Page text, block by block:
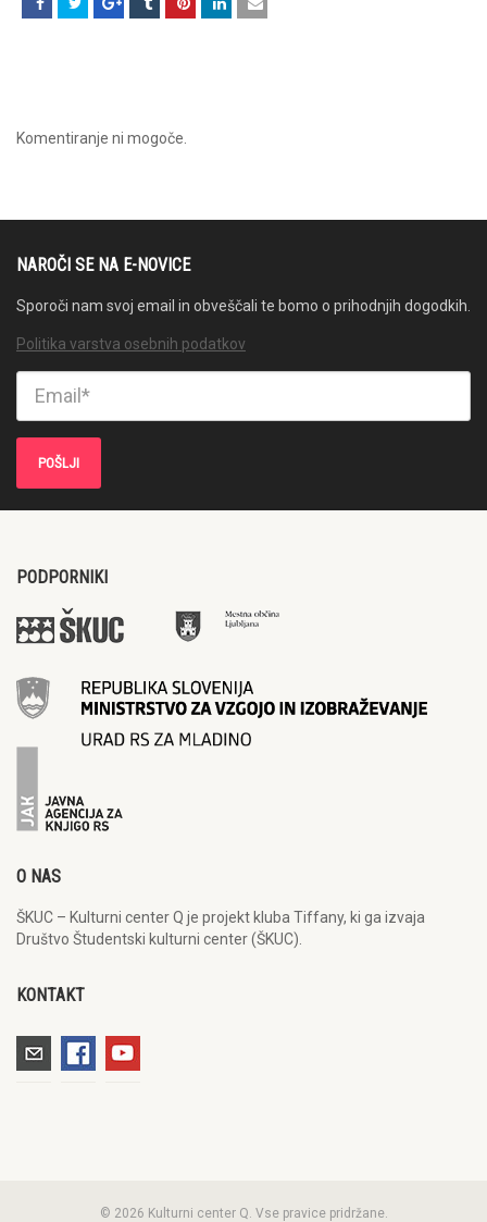
Komentiranje ni mogoče.
NAROČI SE NA E-NOVICE
Sporoči nam svoj email in obveščali te bomo o prihodnjih dogodkih.
Politika varstva osebnih podatkov
PODPORNIKI
O NAS
ŠKUC – Kulturni center Q je projekt kluba Tiffany, ki ga izvaja
Društvo Študentski kulturni center (ŠKUC).
KONTAKT
© 2026 Kulturni center Q. Vse pravice pridržane.